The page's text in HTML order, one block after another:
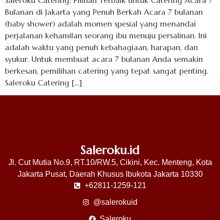
Bulanan di Jakarta yang Penuh Berkah Acara 7 bulanan
(baby shower) adalah momen spesial yang menandai
perjalanan kehamilan seorang ibu menuju persalinan. Ini
adalah waktu yang penuh kebahagiaan, harapan, dan
syukur. Untuk membuat acara 7 bulanan Anda semakin
berkesan, pemilihan catering yang tepat sangat penting.
Saleroku Catering […]
Saleroku.id
Jl. Cut Mutia No.9, RT.10/RW.5, Cikini, Kec. Menteng, Kota
Jakarta Pusat, Daerah Khusus Ibukota Jakarta 10330
+62811-1259-121
@salerokuid